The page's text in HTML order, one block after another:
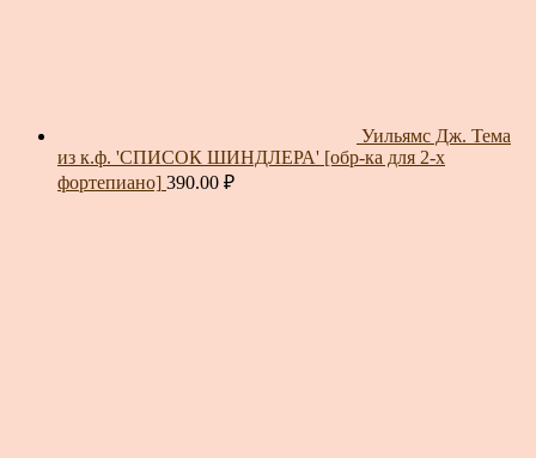
Уильямс Дж. Тема
из к.ф. 'СПИСОК ШИНДЛЕРА' [обр-ка для 2-х
фортепиано] 390.00 ₽